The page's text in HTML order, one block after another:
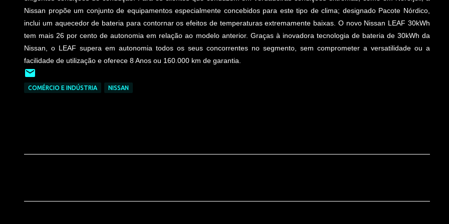
Nissan propõe um conjunto de equipamentos especialmente concebidos para este tipo de clima; designado Pacote Nórdico,
inclui um aquecedor de bateria para contornar os efeitos de temperaturas extremamente baixas. O novo Nissan LEAF 30kWh
tem mais 26 por cento de autonomia em relação ao modelo anterior. Graças à inovadora tecnologia de bateria de 30kWh da
Nissan, o LEAF supera em autonomia todos os seus concorrentes no segmento, sem comprometer a versatilidade ou a
facilidade de utilização e oferece 8 Anos ou 160.000 km de garantia.
COMÉRCIO E INDÚSTRIA NISSAN